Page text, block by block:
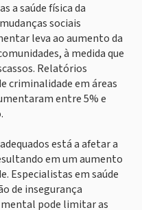
a saúde física da
sociais
leva ao aumento da
à medida que
Relatórios
criminalidade em áreas
entre 5% e
está a afetar a
em um aumento
Especialistas em saúde
de insegurança
pode limitar as